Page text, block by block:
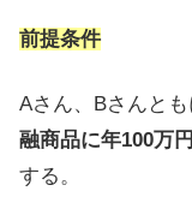
前提条件
Aさん、Bさんとも
融商品に年100万
する。